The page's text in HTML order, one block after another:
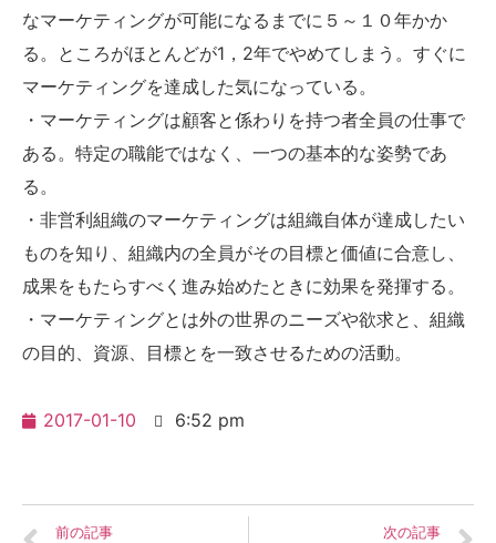
なマーケティングが可能になるまでに５～１０年かか
る。ところがほとんどが1，2年でやめてしまう。すぐに
マーケティングを達成した気になっている。
・マーケティングは顧客と係わりを持つ者全員の仕事で
ある。特定の職能ではなく、一つの基本的な姿勢であ
る。
・非営利組織のマーケティングは組織自体が達成したい
ものを知り、組織内の全員がその目標と価値に合意し、
成果をもたらすべく進み始めたときに効果を発揮する。
・マーケティングとは外の世界のニーズや欲求と、組織
の目的、資源、目標とを一致させるための活動。
2017-01-10 6:52 pm
前の記事 次の記事